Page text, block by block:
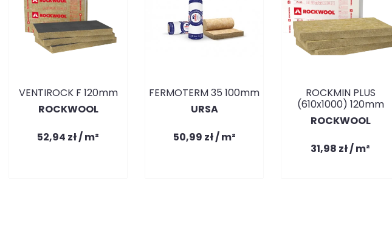
VENTIROCK F 120mm
ROCKWOOL
52,94 zł / m²
FERMOTERM 35 100mm
URSA
50,99 zł / m²
ROCKMIN PLUS
(610x1000) 120mm
ROCKWOOL
31,98 zł / m²